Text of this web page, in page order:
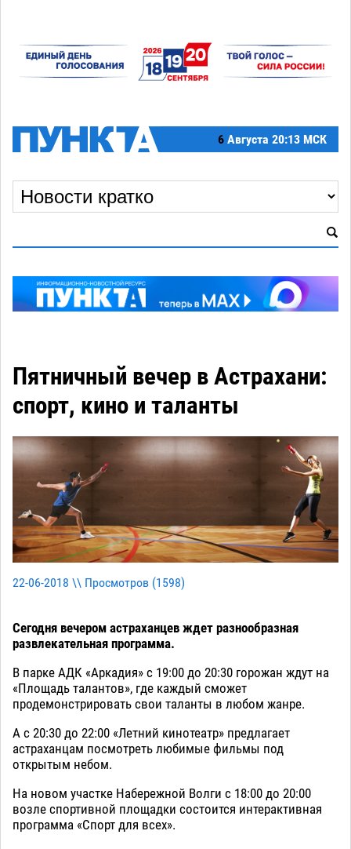
6 Августа 20:13 МСК
Пятничный вечер в Астрахани:
спорт, кино и таланты
22-06-2018 \\ Просмотров (1598)
Сегодня вечером астраханцев ждет разнообразная
развлекательная программа.
В парке АДК «Аркадия» с 19:00 до 20:30 горожан ждут на
«Площадь талантов», где каждый сможет
продемонстрировать свои таланты в любом жанре.
А с 20:30 до 22:00 «Летний кинотеатр» предлагает
астраханцам посмотреть любимые фильмы под
открытым небом.
На новом участке Набережной Волги с 18:00 до 20:00
возле спортивной площадки состоится интерактивная
программа «Спорт для всех».